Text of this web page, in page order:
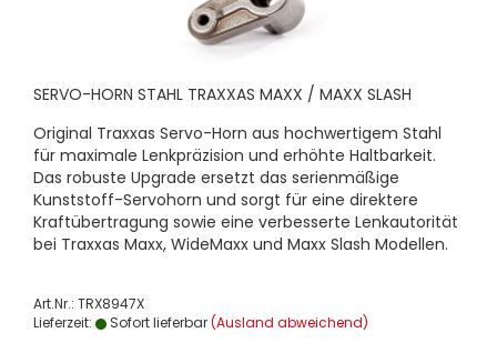
SERVO-HORN STAHL TRAXXAS MAXX / MAXX SLASH
Original Traxxas Servo-Horn aus hochwertigem Stahl
für maximale Lenkpräzision und erhöhte Haltbarkeit.
Das robuste Upgrade ersetzt das serienmäßige
Kunststoff-Servohorn und sorgt für eine direktere
Kraftübertragung sowie eine verbesserte Lenkautorität
bei Traxxas Maxx, WideMaxx und Maxx Slash Modellen.
Art.Nr.: TRX8947X
Lieferzeit:
Sofort lieferbar(Ausland abweichend)